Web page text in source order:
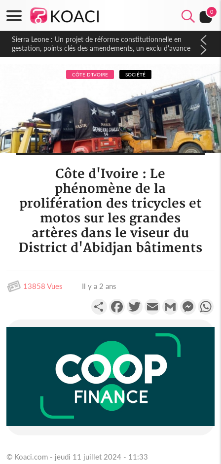
0
Sierra Leone : Un projet de réforme constitutionnelle en
gestation, points clés des amendements, un exclu d'avance
CÔTE D'IVOIRE SOCIÉTÉ
Côte d'Ivoire : Le
phénomène de la
prolifération des tricycles et
motos sur les grandes
artères dans le viseur du
District d'Abidjan bâtiments
13858 Vues Il y a 2 ans
PartagerFacebookTwitterEmail Gmail
© Koaci.com - jeudi 11 juillet 2024 - 11:33